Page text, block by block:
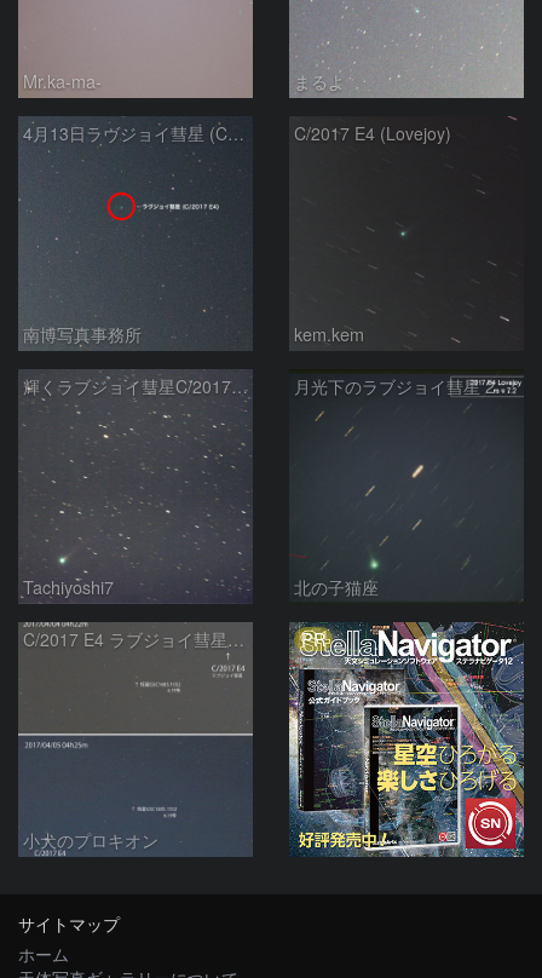
Mr.ka-ma- まるよ
4月13日ラヴジョイ彗星 (C/2017 E4)
南博写真事務所
C/2017 E4 (Lovejoy)
kem.kem
輝くラブジョイ彗星C/2017E4
Tachiyoshi7
月光下のラブジョイ彗星 2017E4 Lovejoy
北の子猫座
C/2017 E4 ラブジョイ彗星の動き
小犬のプロキオン
PR
サイトマップ
ホーム